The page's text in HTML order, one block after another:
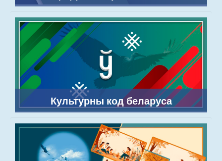
Культурны код беларуса